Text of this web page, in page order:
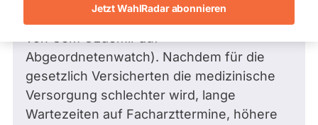
Archiv
Über uns
Spenden
Jetzt WahlRadar abonnieren
Abgeordnetenwatch). Nachdem für die
gesetzlich Versicherten die medizinische
Versorgung schlechter wird, lange
Wartezeiten auf Facharzttermine, höhere